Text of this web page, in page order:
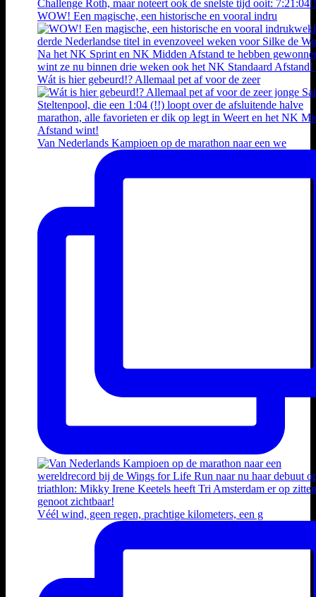
WOW! Een magische, een historische en vooral indru
Wát is hier gebeurd!? Allemaal pet af voor de zeer
Van Nederlands Kampioen op de marathon naar een we
Véél wind, geen regen, prachtige kilometers, een g